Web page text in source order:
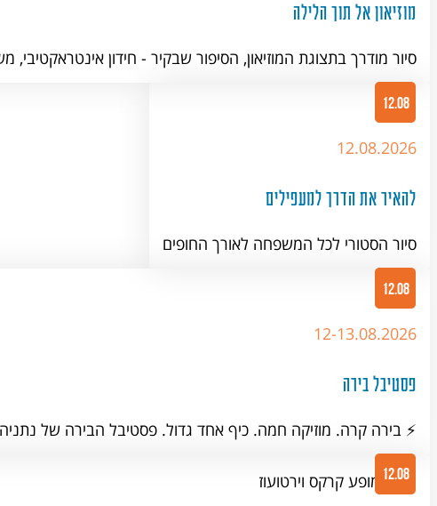
מוזיאון אל תוך הלילה
סיור מודרך בתצוגת המוזיאון, הסיפור שבקיר - חידון
12.08.2026
להאיר את הדרך למעפילים
סיור הסטורי לכל המשפחה לאורך החופים
12.08
12-13.08.2026
פסטיבל בירה
​⚡️ בירה קרה. מוזיקה חמה. כיף אחד גדול. פסטיבל הבירה של
12.08
12.08